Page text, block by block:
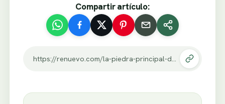
Compartir artículo:
https://renuevo.com/la-piedra-principal-del-matrimonio.html